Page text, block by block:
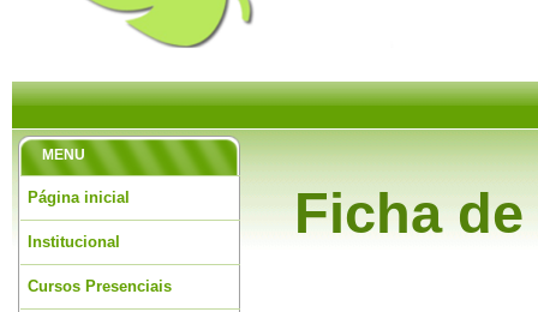
MENU
Página inicial
Institucional
Cursos Presenciais
Ficha